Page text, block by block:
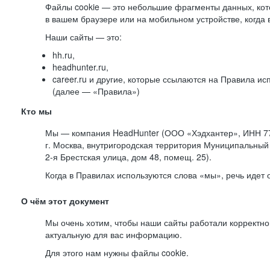
Файлы cookie — это небольшие фрагменты данных,
в вашем браузере или на мобильном устройстве,
Наши сайты — это:
hh.ru,
headhunter.ru,
career.ru и другие, которые ссылаются на Правила
(далее — «Правила»)
Кто мы
Мы — компания HeadHunter (ООО «Хэдхантер», ИНН
г. Москва, внутригородская территория Муниципальный
2-я Брестская улица, дом 48, помещ. 25).
Когда в Правилах используются слова «мы», речь
О чём этот документ
Мы очень хотим, чтобы наши сайты работали
актуальную для вас информацию.
Для этого нам нужны файлы cookie.